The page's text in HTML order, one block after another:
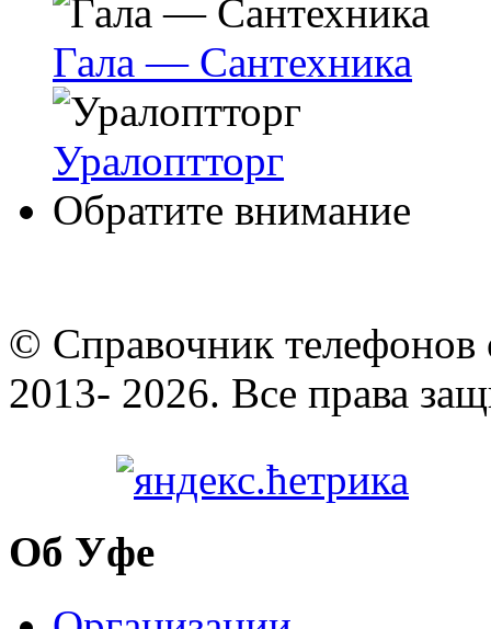
Гала — Сантехника
Уралоптторг
Обратите внимание
© Cправочник телефонов
2013- 2026. Все права
Об Уфе